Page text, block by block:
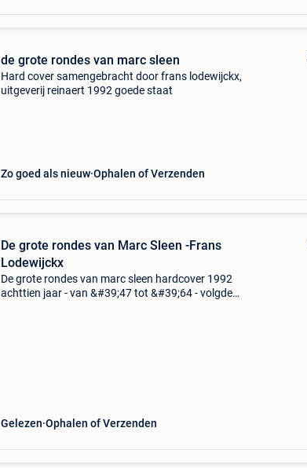
de grote rondes van marc sleen
Hard cover samengebracht door frans lodewijckx,
uitgeverij reinaert 1992 goede staat
Zo goed als nieuw Ophalen of Verzenden
De grote rondes van Marc Sleen -Frans
Lodewijckx
De grote rondes van marc sleen hardcover 1992
achttien jaar - van &#39;47 tot &#39;64 - volgde
Gelezen Ophalen of Verzenden